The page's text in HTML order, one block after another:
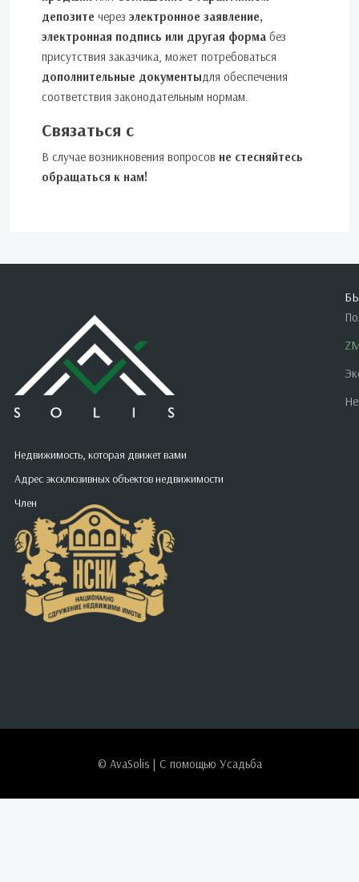
депозите через электронное заявление,
электронная подпись или другая форма без
присутствия заказчика, может потребоваться
дополнительные документыдля обеспечения
соответствия законодательным нормам.
Связаться с
В случае возникновения вопросов не стесняйтесь
обращаться к нам!
Недвижимость, которая движет вами
Адрес эксклюзивных объектов недвижимости
Член
© AvaSolis | С помощью Усадьба